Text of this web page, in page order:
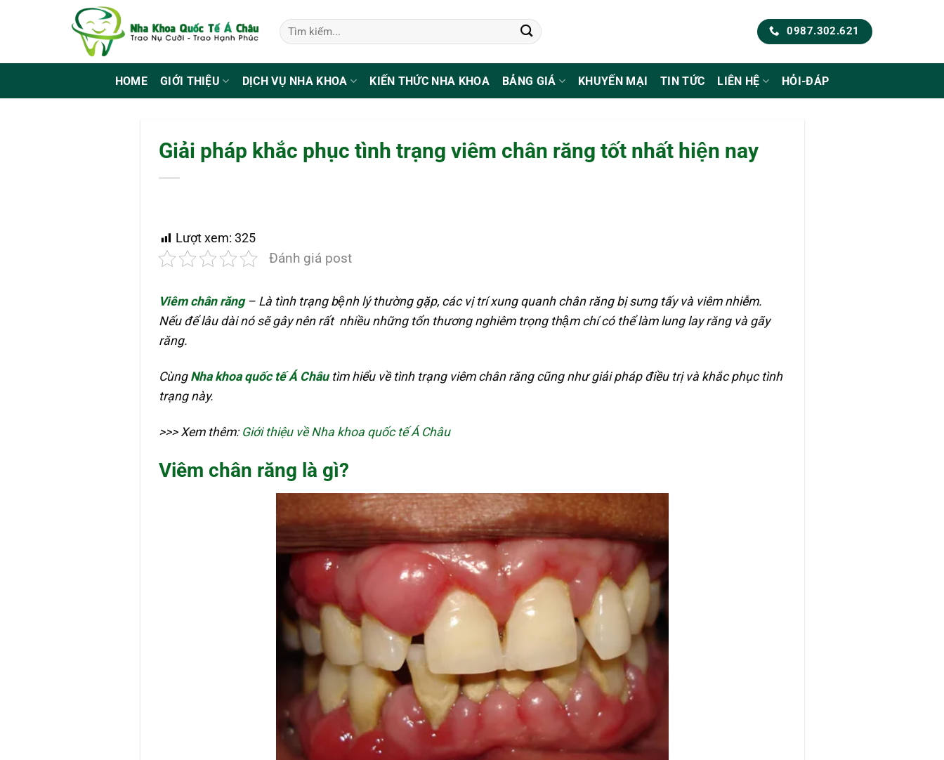
0987.302.621
HOME GIỚI THIỆU DỊCH VỤ NHA KHOA KIẾN THỨC NHA KHOA BẢNG GIÁ KHUYẾN MẠI TIN TỨC LIÊN HỆ HỎI-ĐÁP
Giải pháp khắc phục tình trạng viêm chân răng tốt nhất hiện nay
Lượt xem: 325
Đánh giá post
Viêm chân răng– Là tình trạng bệnh lý thường gặp, các vị trí xung quanh chân răng bị sưng tấy và viêm nhiễm.
Nếu để lâu dài nó sẽ gây nên rất nhiều những tổn thương nghiêm trọng thậm chí có thể làm lung lay răng và gãy
răng.
Cùng Nha khoa quốc tế Á Châutìm hiểu về tình trạng viêm chân răng cũng như giải pháp điều trị và khắc phục tình
trạng này.
>>> Xem thêm: Giới thiệu về Nha khoa quốc tế Á Châu
Viêm chân răng là gì?